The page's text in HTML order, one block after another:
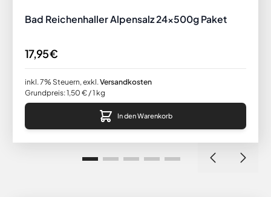
Bad Reichenhaller Alpensalz 24x500g Paket
17,95 €
inkl. 7% Steuern, exkl. Versandkosten
Grundpreis:1,50 € / 1 kg
In den Warenkorb